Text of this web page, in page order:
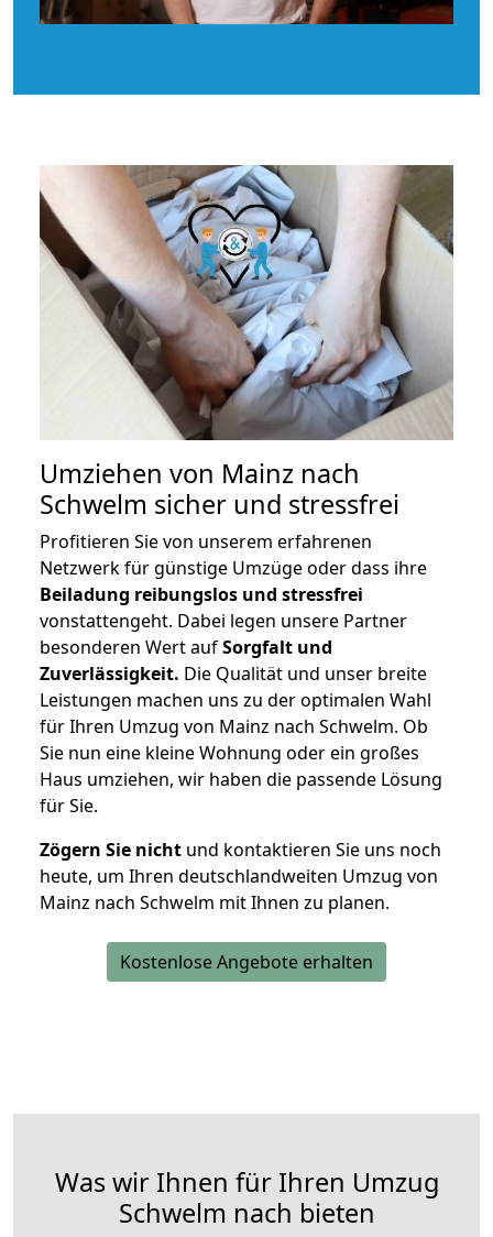
Umziehen von Mainz nach
Schwelm sicher und stressfrei
Profitieren Sie von unserem erfahrenen
Netzwerk für günstige Umzüge oder dass ihre
Beiladung reibungslos und stressfrei
vonstattengeht. Dabei legen unsere Partner
besonderen Wert aufSorgfalt und
Zuverlässigkeit. Die Qualität und unser breite
Leistungen machen uns zu der optimalen Wahl
für Ihren Umzug von Mainz nach Schwelm. Ob
Sie nun eine kleine Wohnung oder ein großes
Haus umziehen, wir haben die passende Lösung
für Sie.
Zögern Sie nicht und kontaktieren Sie uns noch
heute, um Ihren deutschlandweiten Umzug von
Mainz nach Schwelm mit Ihnen zu planen.
Kostenlose Angebote erhalten
Was wir Ihnen für Ihren Umzug
Schwelm nach bieten